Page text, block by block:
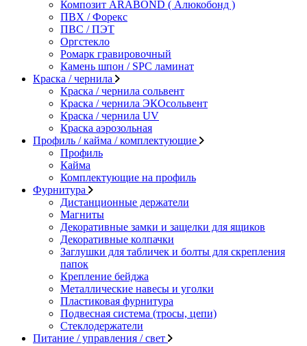
Композит ARABOND ( Алюкобонд )
ПВХ / Форекс
ПВС / ПЭТ
Оргстекло
Ромарк гравировочный
Камень шпон / SPC ламинат
Краска / чернила
Краска / чернила сольвент
Краска / чернила ЭКОсольвент
Краска / чернила UV
Краска аэрозольная
Профиль / кайма / комплектующие
Профиль
Кайма
Комплектующие на профиль
Фурнитура
Дистанционные держатели
Магниты
Декоративные замки и защелки для ящиков
Декоративные колпачки
Заглушки для табличек и болты для скрепления
папок
Крепление бейджа
Металлические навесы и уголки
Пластиковая фурнитура
Подвесная система (тросы, цепи)
Стеклодержатели
Питание / управления / свет